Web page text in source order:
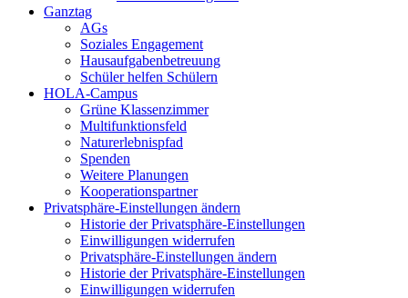
Ganztag
AGs
Soziales Engagement
Hausaufgabenbetreuung
Schüler helfen Schülern
HOLA-Campus
Grüne Klassenzimmer
Multifunktionsfeld
Naturerlebnispfad
Spenden
Weitere Planungen
Kooperationspartner
Privatsphäre-Einstellungen ändern
Historie der Privatsphäre-Einstellungen
Einwilligungen widerrufen
Privatsphäre-Einstellungen ändern
Historie der Privatsphäre-Einstellungen
Einwilligungen widerrufen